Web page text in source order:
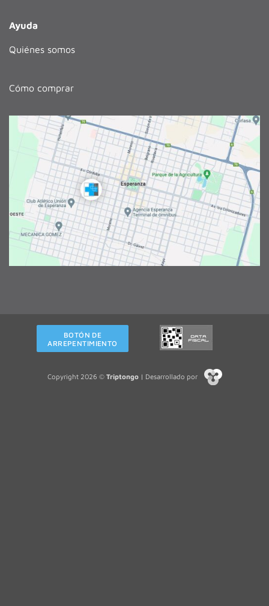
Ayuda
Quiénes somos
Cómo comprar
BOTÓN DE
ARREPENTIMIENTO
Copyright 2026 © Triptongo| Desarrollado por